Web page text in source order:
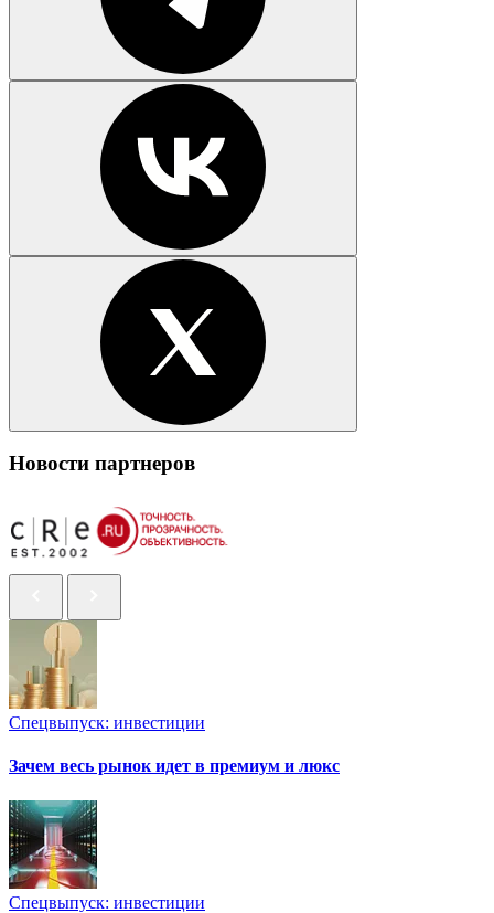
Новости партнеров
Спецвыпуск: инвестиции
Зачем весь рынок идет в премиум и люкс
Спецвыпуск: инвестиции